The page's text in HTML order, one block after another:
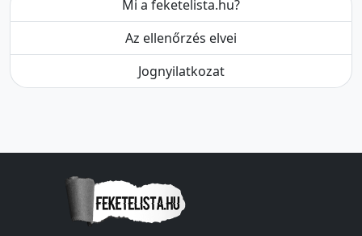
Mi a feketelista.hu?
Az ellenőrzés elvei
Jognyilatkozat